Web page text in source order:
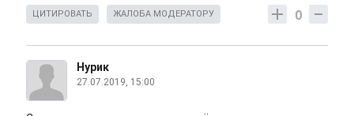
0
ЦИТИРОВАТЬ ЖАЛОБА МОДЕРАТОРУ
Нурик
27.07.2019, 15:00